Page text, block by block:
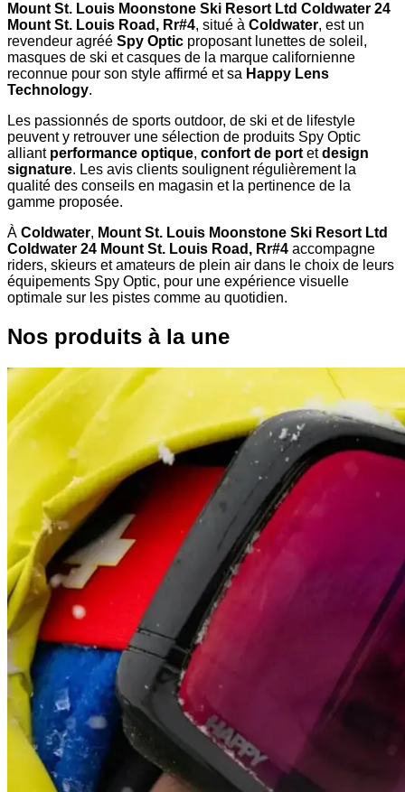
Mount St. Louis Moonstone Ski Resort Ltd Coldwater 24
Mount St. Louis Road, Rr#4, situé à Coldwater, est un
revendeur agréé Spy Optic proposant lunettes de soleil,
masques de ski et casques de la marque californienne
reconnue pour son style affirmé et sa Happy Lens
Technology.
Les passionnés de sports outdoor, de ski et de lifestyle
peuvent y retrouver une sélection de produits Spy Optic
alliant performance optique, confort de portetdesign
signature. Les avis clients soulignent régulièrement la
qualité des conseils en magasin et la pertinence de la
gamme proposée.
À Coldwater, Mount St. Louis Moonstone Ski Resort Ltd
Coldwater 24 Mount St. Louis Road, Rr#4 accompagne
riders, skieurs et amateurs de plein air dans le choix de leurs
équipements Spy Optic, pour une expérience visuelle
optimale sur les pistes comme au quotidien.
Nos produits à la une